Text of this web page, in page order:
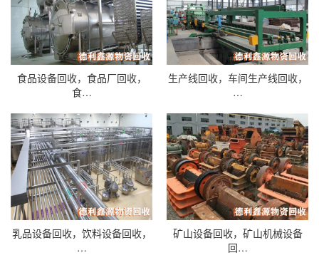
食品设备回收，食品厂回收，
食…
生产线回收，车间生产线回收，
…
乳品设备回收，饮料设备回收，
…
矿山设备回收，矿山机械设备
回…